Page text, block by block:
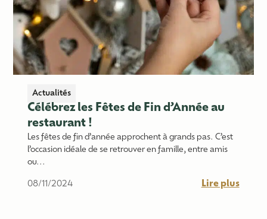
Actualités
Célébrez les Fêtes de Fin d’Année au
restaurant !
Les fêtes de fin d’année approchent à grands pas. C’est
l’occasion idéale de se retrouver en famille, entre amis
ou...
08/11/2024 Lire plus